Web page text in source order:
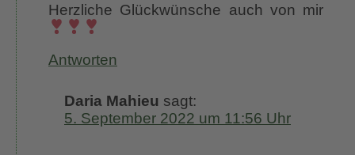
Herzliche Glückwünsche auch von mir
Antworten
Daria Mahieu sagt:
5. September 2022 um 11:56 Uhr